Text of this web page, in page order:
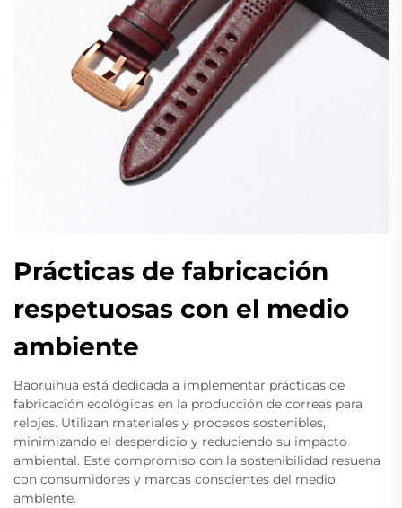
Prácticas de fabricación
respetuosas con el medio
ambiente
Baoruihua está dedicada a implementar prácticas de
fabricación ecológicas en la producción de correas para
relojes. Utilizan materiales y procesos sostenibles,
minimizando el desperdicio y reduciendo su impacto
ambiental. Este compromiso con la sostenibilidad resuena
con consumidores y marcas conscientes del medio
ambiente.